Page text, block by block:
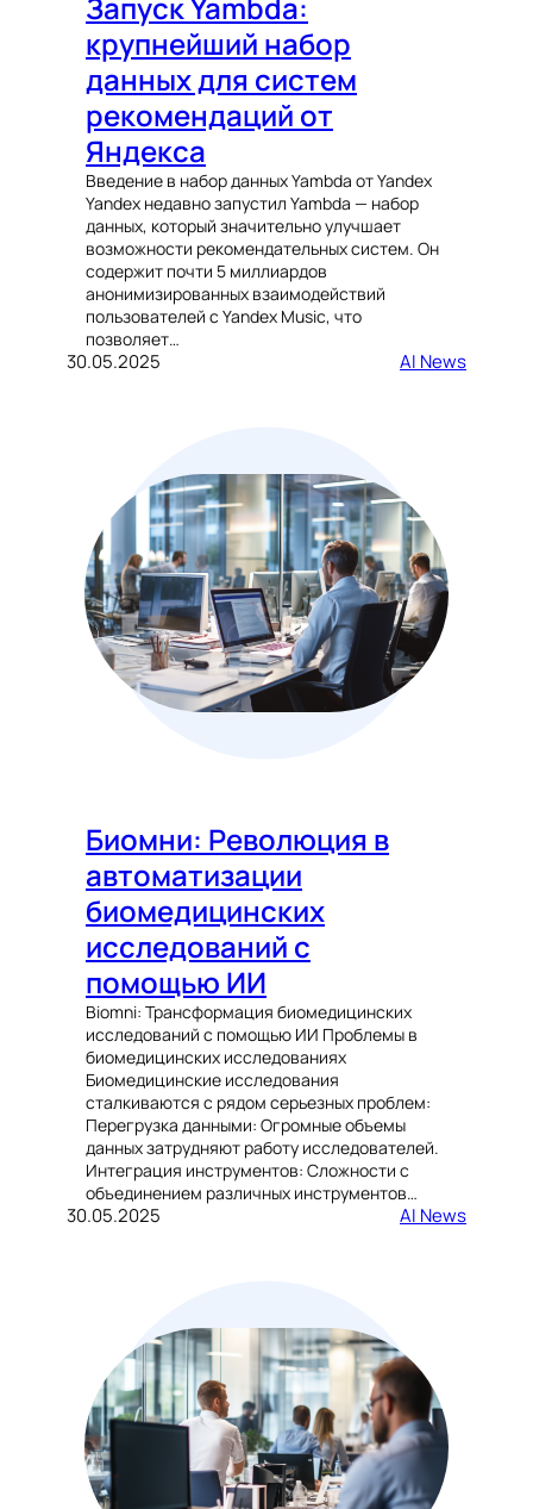
крупнейший набор
данных для систем
рекомендаций от
Яндекса
Введение в набор данных Yambda от Yandex
Yandex недавно запустил Yambda — набор
данных, который значительно улучшает
возможности рекомендательных систем. Он
содержит почти 5 миллиардов
анонимизированных взаимодействий
пользователей с Yandex Music, что
позволяет…
30.05.2025 AI News
Биомни: Революция в
автоматизации
биомедицинских
исследований с
помощью ИИ
Biomni: Трансформация биомедицинских
исследований с помощью ИИ Проблемы в
биомедицинских исследованиях
Биомедицинские исследования
сталкиваются с рядом серьезных проблем:
Перегрузка данными: Огромные объемы
данных затрудняют работу исследователей.
Интеграция инструментов: Сложности с
объединением различных инструментов…
30.05.2025 AI News